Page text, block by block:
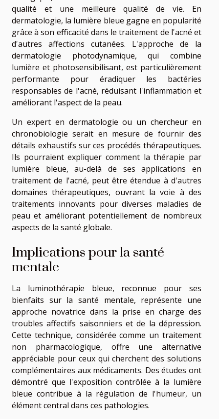
qualité et une meilleure qualité de vie. En
dermatologie, la lumière bleue gagne en popularité
grâce à son efficacité dans le traitement de l'acné et
d'autres affections cutanées. L'approche de la
dermatologie photodynamique, qui combine
lumière et photosensibilisant, est particulièrement
performante pour éradiquer les bactéries
responsables de l'acné, réduisant l'inflammation et
améliorant l'aspect de la peau.
Un expert en dermatologie ou un chercheur en
chronobiologie serait en mesure de fournir des
détails exhaustifs sur ces procédés thérapeutiques.
Ils pourraient expliquer comment la thérapie par
lumière bleue, au-delà de ses applications en
traitement de l'acné, peut être étendue à d'autres
domaines thérapeutiques, ouvrant la voie à des
traitements innovants pour diverses maladies de
peau et améliorant potentiellement de nombreux
aspects de la santé globale.
Implications pour la santé
mentale
La luminothérapie bleue, reconnue pour ses
bienfaits sur la santé mentale, représente une
approche novatrice dans la prise en charge des
troubles affectifs saisonniers et de la dépression.
Cette technique, considérée comme un traitement
non pharmacologique, offre une alternative
appréciable pour ceux qui cherchent des solutions
complémentaires aux médicaments. Des études ont
démontré que l'exposition contrôlée à la lumière
bleue contribue à la régulation de l'humeur, un
élément central dans ces pathologies.